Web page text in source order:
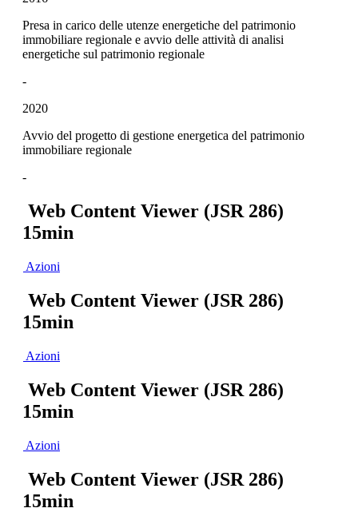
Presa in carico delle utenze energetiche del patrimonio
immobiliare regionale e avvio delle attività di analisi
energetiche sul patrimonio regionale
-
2020
Avvio del progetto di gestione energetica del patrimonio
immobiliare regionale
-
Web Content Viewer (JSR 286)
15min
Azioni
Web Content Viewer (JSR 286)
15min
Azioni
Web Content Viewer (JSR 286)
15min
Azioni
Web Content Viewer (JSR 286)
15min